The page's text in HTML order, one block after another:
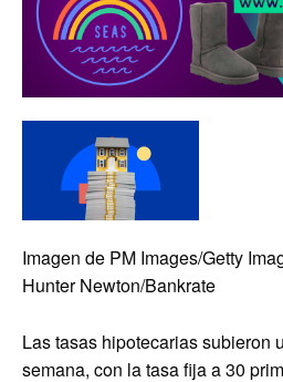
Imagen de PM Images/Getty
Hunter Newton/Bankrate
Las tasas hipotecarias subieron
semana, con la tasa fija a 30